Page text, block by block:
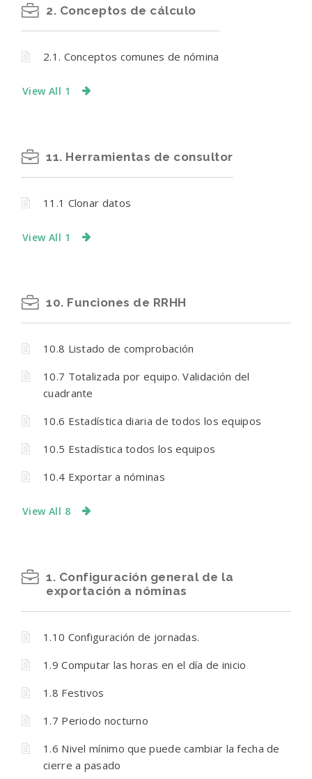
2. Conceptos de cálculo
2.1. Conceptos comunes de nómina
View All 1
11. Herramientas de consultor
11.1 Clonar datos
View All 1
10. Funciones de RRHH
10.8 Listado de comprobación
10.7 Totalizada por equipo. Validación del
cuadrante
10.6 Estadística diaria de todos los equipos
10.5 Estadística todos los equipos
10.4 Exportar a nóminas
View All 8
1. Configuración general de la
exportación a nóminas
1.10 Configuración de jornadas.
1.9 Computar las horas en el día de inicio
1.8 Festivos
1.7 Periodo nocturno
1.6 Nivel mínimo que puede cambiar la fecha de
cierre a pasado